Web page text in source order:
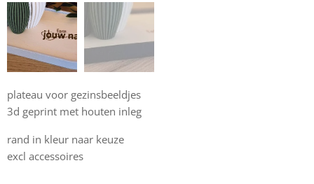
plateau voor gezinsbeeldjes
3d geprint met houten inleg
rand in kleur naar keuze
excl accessoires